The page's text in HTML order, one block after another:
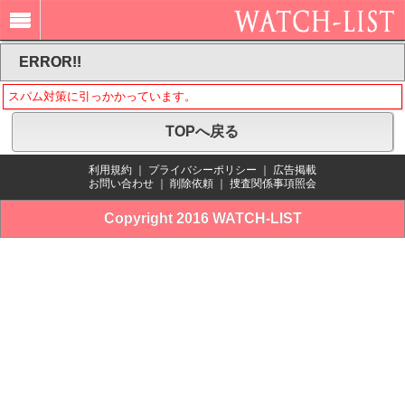
ERROR!!
スパム対策に引っかかっています。
TOPへ戻る
利用規約 プライバシーポリシー
広告掲載
お問い合わせ
削除依頼 捜査関係事項照会
Copyright 2016 WATCH-LIST